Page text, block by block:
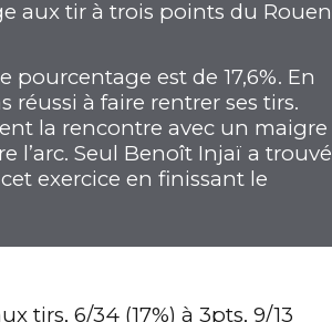
06
7
8
9
aux tir à trois points du Rouen
pourcentage est de 17,6%. En
réussi à faire rentrer ses tirs.
la rencontre avec un maigre
l’arc. Seul Benoît Injaï a trouvé
exercice en finissant le
tirs, 6/34 (17%) à 3pts, 9/13